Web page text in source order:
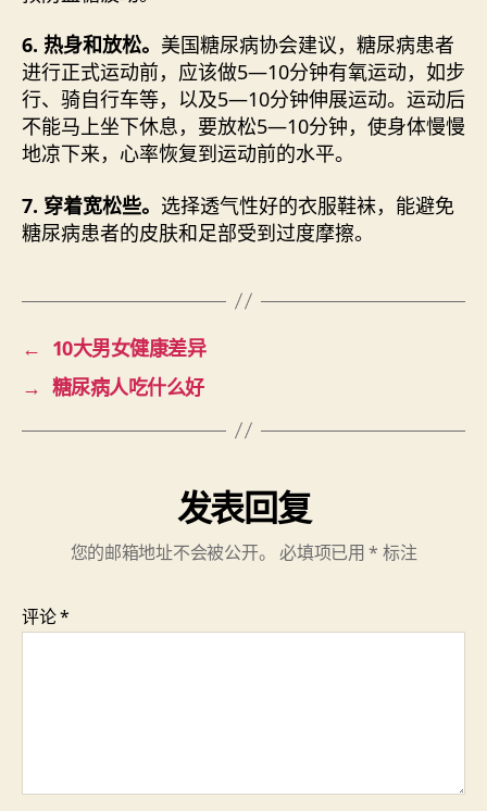
6. 热身和放松。 美国糖尿病协会建议，糖尿病患者
进行正式运动前，应该做5—10分钟有氧运动，如步
行、骑自行车等，以及5—10分钟伸展运动。运动后
不能马上坐下休息，要放松5—10分钟，使身体慢慢
地凉下来，心率恢复到运动前的水平。
7. 穿着宽松些。 选择透气性好的衣服鞋袜，能避免
糖尿病患者的皮肤和足部受到过度摩擦。
← 10大男女健康差异
→ 糖尿病人吃什么好
发表回复
您的邮箱地址不会被公开。 必填项已用* 标注
评论*